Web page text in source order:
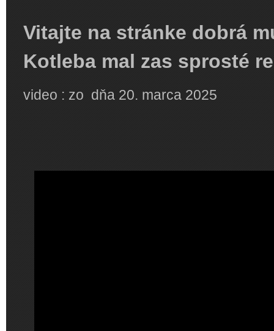
Vitajte na stránke dobrá
Kotleba mal zas sprosté
video : zo dňa ‎20. ‎marca ‎2025